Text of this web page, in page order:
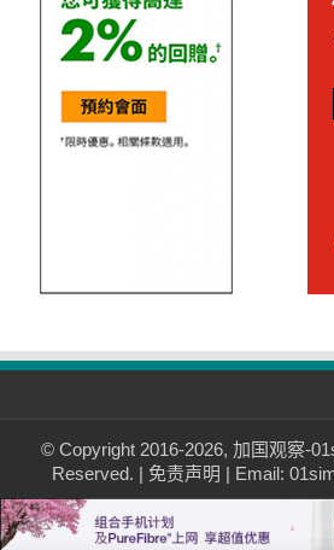
© Copyright 2016-2026, 加国观察-
Reserved. | 免责声明 | Email: